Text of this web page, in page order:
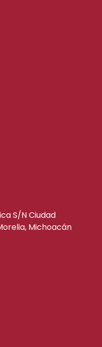
S/N Ciudad
Michoacán